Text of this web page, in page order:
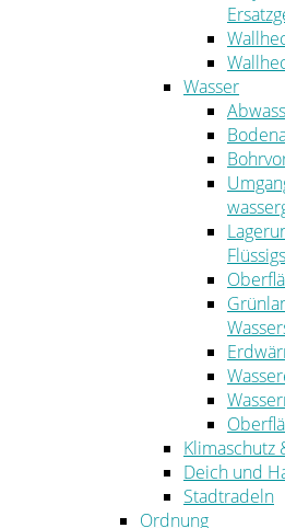
Wasser
Klimaschutz
Deich und
Stadtradeln
Ordnung